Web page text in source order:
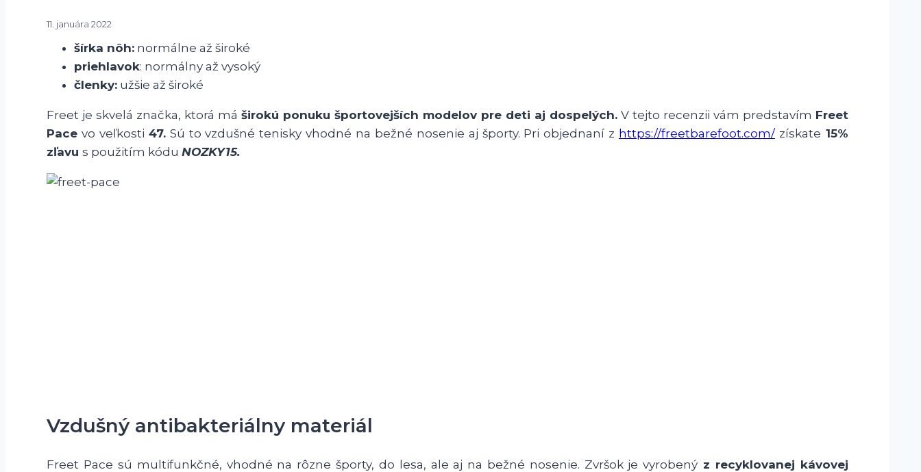
11. januára 2022
šírka nôh: normálne až široké
priehlavok: normálny až vysoký
členky: užšie až široké
Freet je skvelá značka, ktorá máširokú ponuku športovejších modelov pre deti aj dospelých.V tejto recenzii vám predstavím Freet
Pace vo veľkosti 47.Sú to vzdušné tenisky vhodné na bežné nosenie aj športy. Pri objednaní z https://freetbarefoot.com/získate 15%
zľavus použitím kóduNOZKY15.
Vzdušný antibakteriálny materiál
Freet Pace sú multifunkčné, vhodné na rôzne športy, do lesa, ale aj na bežné nosenie. Zvršok je vyrobený z recyklovanej kávovej